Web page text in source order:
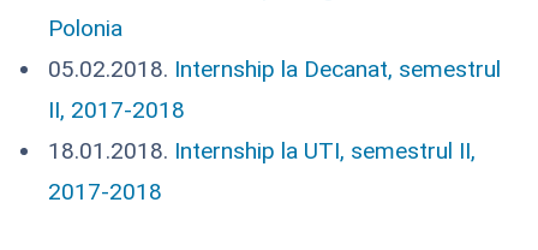
Polonia
05.02.2018. Internship la Decanat, semestrul
II, 2017-2018
18.01.2018. Internship la UTI, semestrul II,
2017-2018